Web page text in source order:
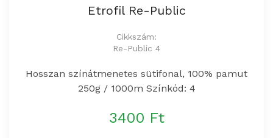
Etrofil Re-Public
Cikkszám:
Re-Public 4
Hosszan színátmenetes sütifonal, 100% pamut
250g / 1000m Színkód: 4
3400 Ft